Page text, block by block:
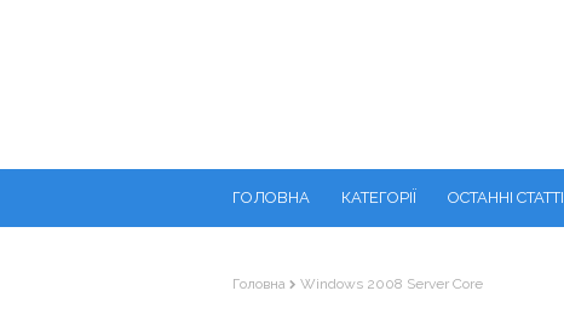
ГОЛОВНА КАТЕГОРІЇ ОСТАННІ СТАТТІ
Головна Windows 2008 Server Core